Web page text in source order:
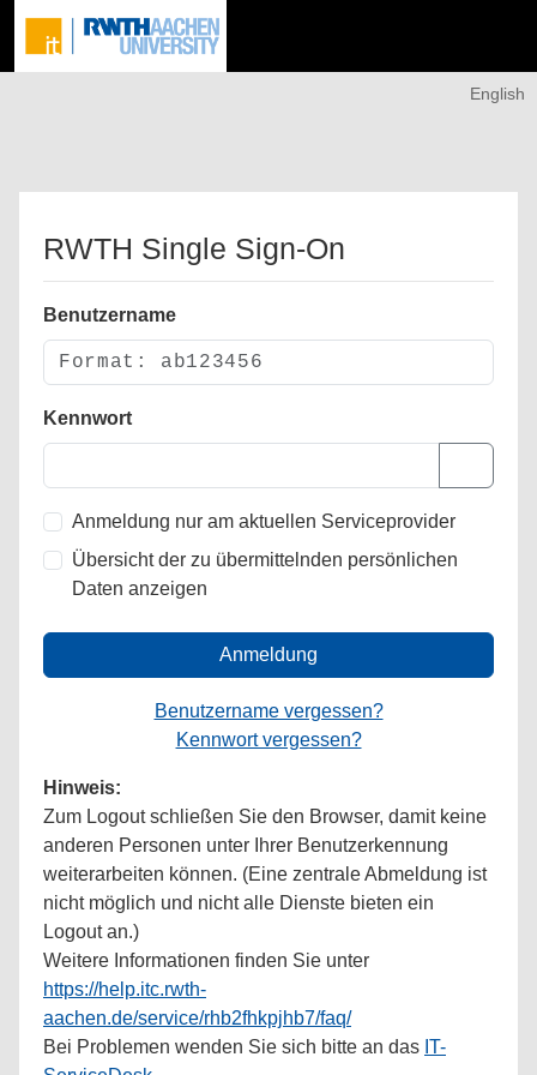
English
RWTH Single Sign-On
Benutzername
Kennwort
Anmeldung nur am aktuellen Serviceprovider
Übersicht der zu übermittelnden persönlichen
Daten anzeigen
Anmeldung
Benutzername vergessen?
Kennwort vergessen?
Hinweis:
Zum Logout schließen Sie den Browser, damit keine
anderen Personen unter Ihrer Benutzerkennung
weiterarbeiten können. (Eine zentrale Abmeldung ist
nicht möglich und nicht alle Dienste bieten ein
Logout an.)
Weitere Informationen finden Sie unter
https://help.itc.rwth-
aachen.de/service/rhb2fhkpjhb7/faq/
Bei Problemen wenden Sie sich bitte an das IT-